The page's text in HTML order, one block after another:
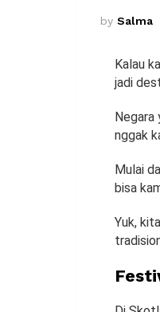
by Salma
Kalau
jadi
Negara
nggak
Mulai
bisa
Yuk,